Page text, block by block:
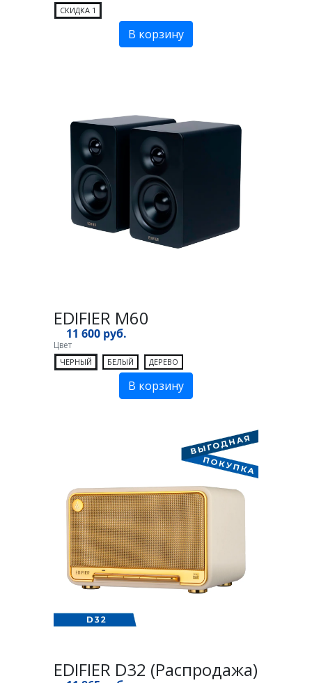
СКИДКА 1
В корзину
EDIFIER M60
11 600 руб.
Цвет
ЧЕРНЫЙ БЕЛЫЙ ДЕРЕВО
В корзину
EDIFIER D32 (Распродажа)